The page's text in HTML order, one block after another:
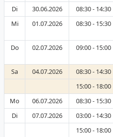
Di
30.06.2026 08:30 - 14:30
Mi
01.07.2026 08:30 - 15:30
Do 02.07.2026 09:00 - 15:00
Sa 04.07.2026 08:30 - 14:30
15:00 - 18:00
Mo
06.07.2026 08:30 - 15:30
Di
07.07.2026 03:00 - 14:30
15:00 - 18:00